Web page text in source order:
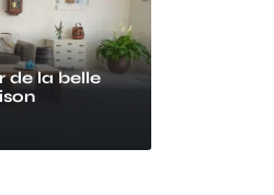
de la belle